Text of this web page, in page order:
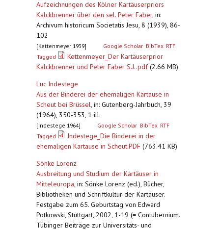
Aufzeichnungen des Kölner Kartäuserpriors
Kalckbrenner über den sel. Peter Faber, in:
Archivum historicum Societatis Jesu, 8 (1939), 86-
102
[Kettenmeyer 1939] Google Scholar BibTex RTF
Tagged
Kettenmeyer_Der Kartäuserprior
Kalckbrenner und Peter Faber S.J..pdf(2.66 MB)
Luc Indestege
Aus der Binderei der ehemaligen Kartause in
Scheut bei Brüssel, in: Gutenberg-Jahrbuch, 39
(1964), 350-353, 1 ill.
[Indestege 1964] Google Scholar BibTex RTF
Tagged
Indestege_Die Binderei in der
ehemaligen Kartause in Scheut.PDF (763.41 KB)
Sönke Lorenz
Ausbreitung und Studium der Kartäuser in
Mitteleuropa, in: Sönke Lorenz (ed.), Bücher,
Bibliotheken und Schriftkultur der Kartäuser.
Festgabe zum 65. Geburtstag von Edward
Potkowski, Stuttgart, 2002, 1-19 (= Contubernium.
Tübinger Beiträge zur Universitäts- und